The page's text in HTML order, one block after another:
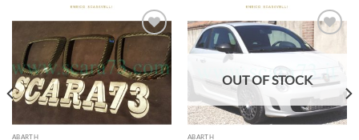
Add to wishlist
ABARTH
Add to wishlist
OUT OF STOCK
ABARTH